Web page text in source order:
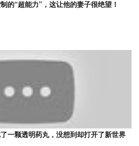
的“超能力”，这让他的妻子很绝望！
一颗透明药丸，没想到却打开了新世界